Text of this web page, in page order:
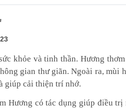
khỏe và tinh thần. Hương
gian thư giãn. Ngoài ra, mùi
giúp cải thiện trí nhớ.
Hương có tác dụng giúp điều